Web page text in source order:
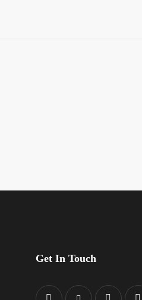
Get In Touch